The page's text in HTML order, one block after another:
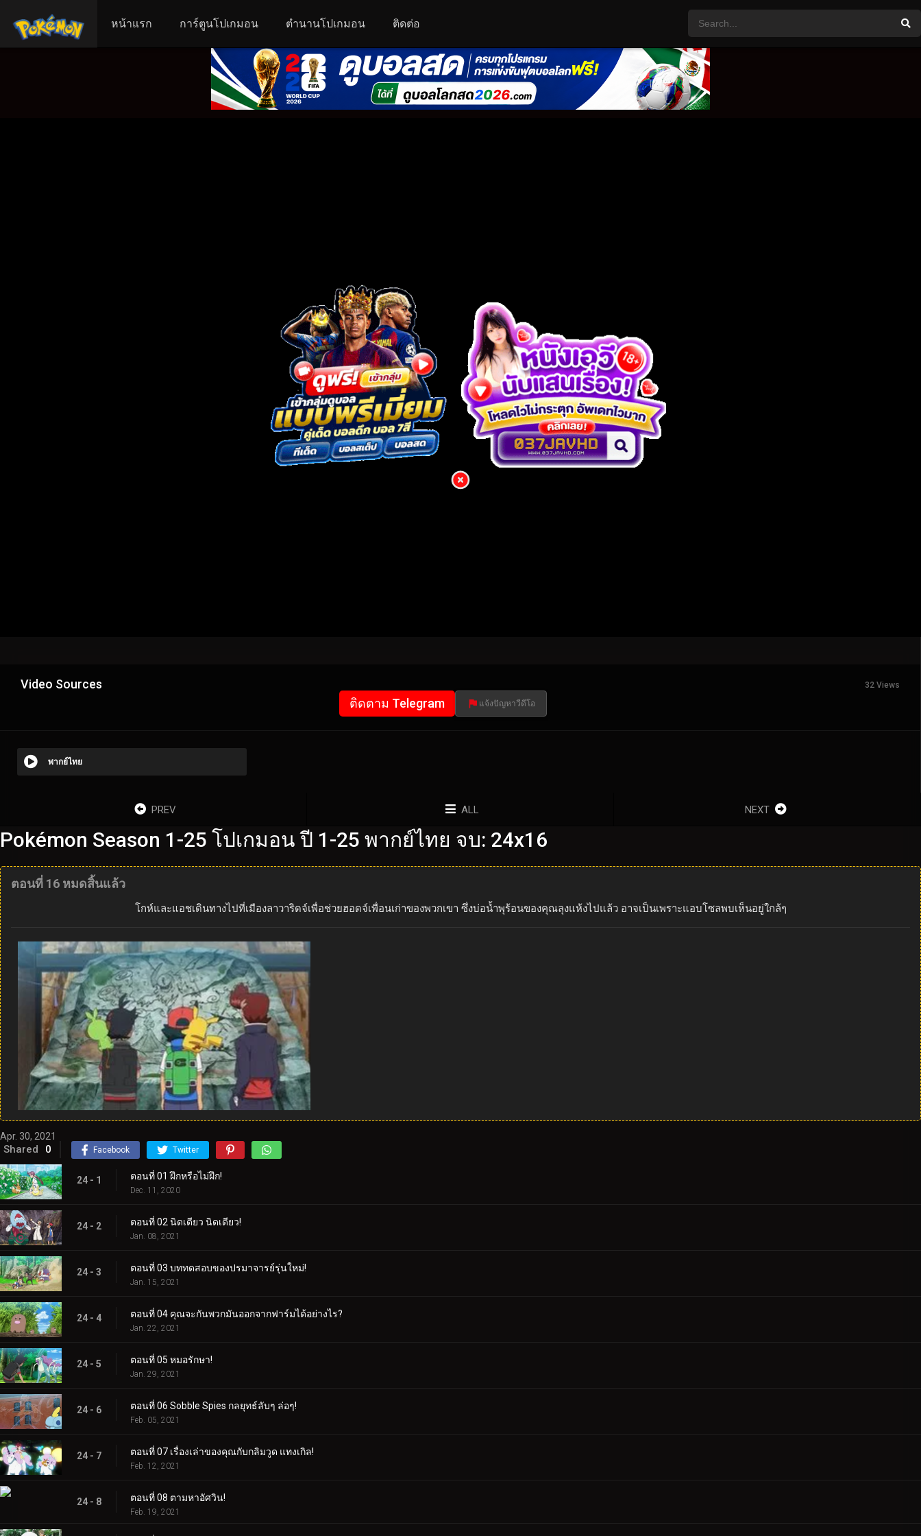
หน้าแรก การ์ตูนโปเกมอน ตำนานโปเกมอน ติดต่อ
Video Sources 32 Views
ติดตาม Telegram แจ้งปัญหาวีดีโอ
พากย์ไทย
PREV ALL NEXT
Pokémon Season 1-25 โปเกมอน ปี 1-25 พากย์ไทย จบ: 24x16
ตอนที่ 16 หมดสิ้นแล้ว
โกห์และแอชเดินทางไปที่เมืองลาวาริดจ์เพื่อช่วยฮอดจ์เพื่อนเก่าของพวกเขา ซึ่งบ่อน้ำพุร้อนของคุณลุงแห้งไปแล้ว อาจเป็นเพราะแอบโซลพบเห็นอยู่ใกล้ๆ
Apr. 30, 2021
Shared 0 Facebook Twitter
24 - 1 ตอนที่ 01 ฝึกหรือไม่ฝึก!
Dec. 11, 2020
24 - 2 ตอนที่ 02 นิดเดียว นิดเดียว!
Jan. 08, 2021
24 - 3 ตอนที่ 03 บททดสอบของปรมาจารย์รุ่นใหม่!
Jan. 15, 2021
24 - 4 ตอนที่ 04 คุณจะกันพวกมันออกจากฟาร์มได้อย่างไร?
Jan. 22, 2021
24 - 5 ตอนที่ 05 หมอรักษา!
Jan. 29, 2021
24 - 6 ตอนที่ 06 Sobble Spies กลยุทธ์ลับๆ ล่อๆ!
Feb. 05, 2021
24 - 7 ตอนที่ 07 เรื่องเล่าของคุณกับกลิมวูด แทงเกิล!
Feb. 12, 2021
24 - 8 ตอนที่ 08 ตามหาอัศวิน!
Feb. 19, 2021